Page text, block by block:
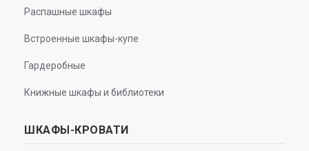
Распашные шкафы
Встроенные шкафы-купе
Гардеробные
Книжные шкафы и библиотеки
ШКАФЫ-КРОВАТИ